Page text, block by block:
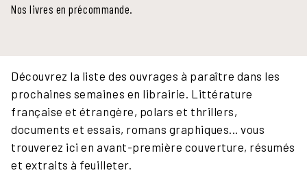
Nos livres en précommande.
Découvrez la liste des ouvrages à paraître dans les
prochaines semaines en librairie. Littérature
française et étrangère, polars et thrillers,
documents et essais, romans graphiques... vous
trouverez ici en avant-première couverture, résumés
et extraits à feuilleter.